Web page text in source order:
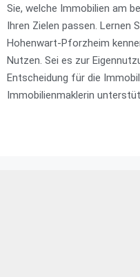
Sie, welche Immobilien am
Ihren Zielen passen. Lernen
Hohenwart-Pforzheim
Nutzen. Sei es zur
Entscheidung für die
Immobilienmaklerin